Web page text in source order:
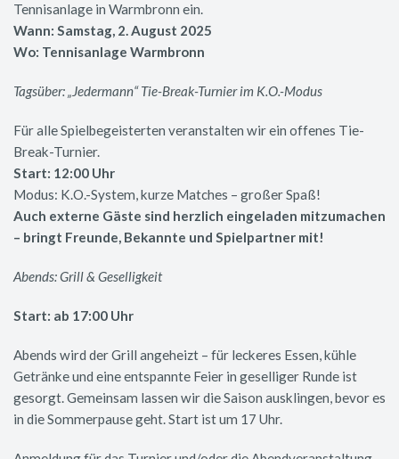
Tennisanlage in Warmbronn ein.
Wann: Samstag, 2. August 2025
Wo: Tennisanlage Warmbronn
Tagsüber: „Jedermann“ Tie-Break-Turnier im K.O.-Modus
Für alle Spielbegeisterten veranstalten wir ein offenes Tie-
Break-Turnier.
Start: 12:00 Uhr
Modus: K.O.-System, kurze Matches – großer Spaß!
Auch externe Gäste sind herzlich eingeladen mitzumachen
– bringt Freunde, Bekannte und Spielpartner mit!
Abends: Grill & Geselligkeit
Start: ab 17:00 Uhr
Abends wird der Grill angeheizt – für leckeres Essen, kühle
Getränke und eine entspannte Feier in geselliger Runde ist
gesorgt. Gemeinsam lassen wir die Saison ausklingen, bevor es
in die Sommerpause geht. Start ist um 17 Uhr.